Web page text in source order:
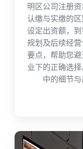
明区公司注册
认缴与实缴的
设定出资额，
规划及后续经
要点，帮助您
业下的正确选
中的细节